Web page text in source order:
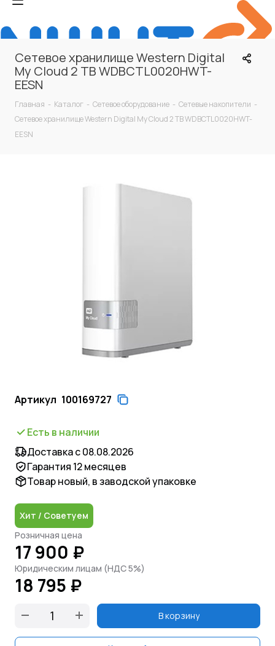
Сетевое хранилище Western Digital
My Cloud 2 TB WDBCTL0020HWT-
EESN
Главная - Каталог - Сетевое оборудование - Сетевые накопители -
Сетевое хранилище Western Digital My Cloud 2 TB WDBCTL0020HWT-
EESN
Артикул 100169727
Есть в наличии
Доставка с 08.08.2026
Гарантия 12 месяцев
Товар новый, в заводской упаковке
Хит / Советуем
Розничная цена
17 900 ₽
Юридическим лицам (НДС 5%)
18 795 ₽
В корзину